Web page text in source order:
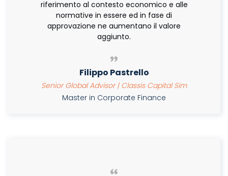
riferimento al contesto economico e alle
normative in essere ed in fase di
approvazione ne aumentano il valore
aggiunto.
Filippo Pastrello
Senior Global Advisor | Classis Capital Sim
Master in Corporate Finance